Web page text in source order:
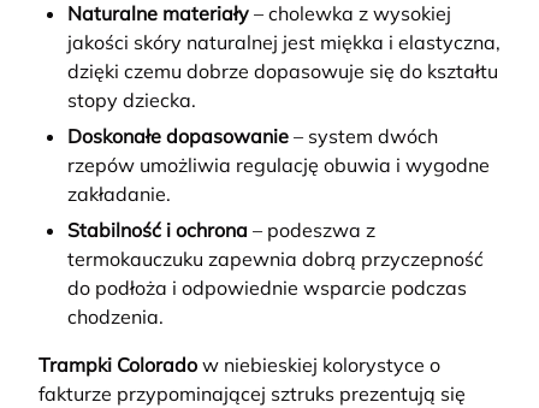
Naturalne materiały – cholewka z wysokiej
jakości skóry naturalnej jest miękka i elastyczna,
dzięki czemu dobrze dopasowuje się do kształtu
stopy dziecka.
Doskonałe dopasowanie – system dwóch
rzepów umożliwia regulację obuwia i wygodne
zakładanie.
Stabilność i ochrona – podeszwa z
termokauczuku zapewnia dobrą przyczepność
do podłoża i odpowiednie wsparcie podczas
chodzenia.
Trampki Colorado w niebieskiej kolorystyce o
fakturze przypominającej sztruks prezentują się